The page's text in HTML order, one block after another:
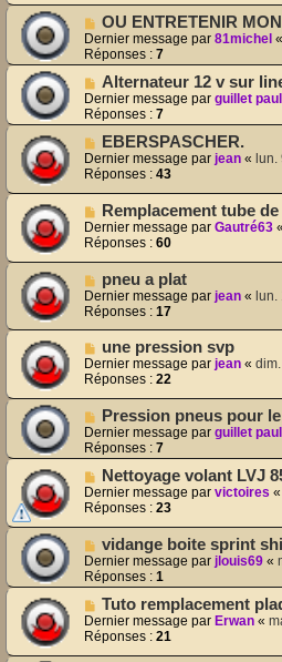
OU ENTRETENIR
Dernier message par 81michel «
Réponses : 7
Alternateur 12 v sur
Dernier message par guillet paul
Réponses : 7
EBERSPASCHER.
Dernier message par jean «
Réponses : 43
Remplacement tube
Dernier message par Gautré63 «
Réponses : 60
pneu a plat
Dernier message par jean « lun.
Réponses : 17
une pression svp
Dernier message par jean «
Réponses : 22
Pression pneus pour
Dernier message par guillet paul
Réponses : 7
Nettoyage volant LVJ
Dernier message par victoires «
Réponses : 23
vidange boite sprint
Dernier message par jlouis69 «
Réponses : 1
Tuto remplacement
Dernier message par Erwan «
Réponses : 21